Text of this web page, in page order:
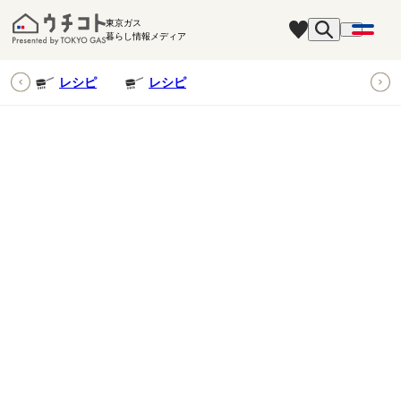
東京ガス
暮らし情報メディア
レシピ レシピ